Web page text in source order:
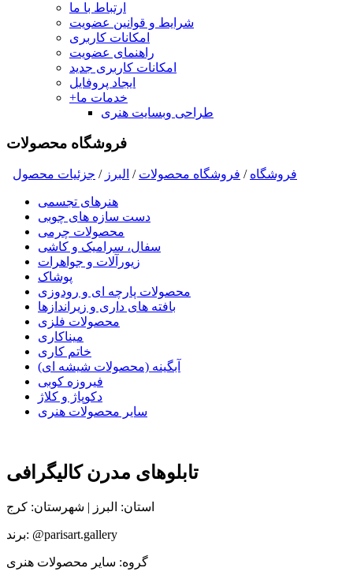
ارتباط با ما
شرایط و قوانین عضویت
امکانات کاربری
راهنمای عضویت
امکانات کاربری جدید
ایجاد پروفایل
+خدمات ما
طراحی وبسایت هنری
فروشگاه محصولات
فروشگاه / فروشگاه محصولات / البرز / جزئیات محصول
هنرهای تجسمی
دست سازه های چوبی
محصولات چرمی
سفال، سرامیک و کاشی
زیورآلات و جواهرات
پوشاک
محصولات پارچه ای و رودوزی
بافته های داری و زیراندازها
محصولات فلزی
میناکاری
خاتم کاری
آبگینه (محصولات شیشه ای)
فیروزه کوبی
دکوپاژ و کلاژ
سایر محصولات هنری
تابلوهای مدرن کالیگرافی
استان: البرز | شهرستان: کرج
برند: @parisart.gallery
گروه: سایر محصولات هنری